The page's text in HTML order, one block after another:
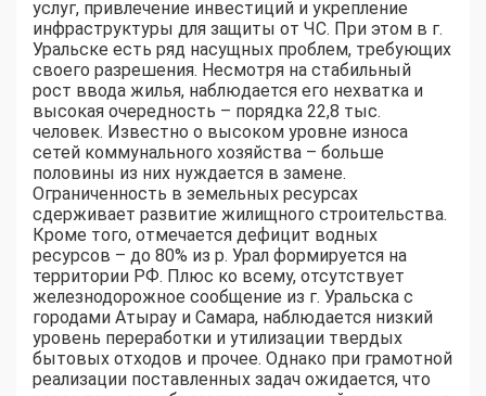
услуг, привлечение инвестиций и укрепление
инфраструктуры для защиты от ЧС. При этом в г.
Уральске есть ряд насущных проблем, требующих
своего разрешения. Несмотря на стабильный
рост ввода жилья, наблюдается его нехватка и
высокая очередность – порядка 22,8 тыс.
человек. Известно о высоком уровне износа
сетей коммунального хозяйства – больше
половины из них нуждается в замене.
Ограниченность в земельных ресурсах
сдерживает развитие жилищного строительства.
Кроме того, отмечается дефицит водных
ресурсов – до 80% из р. Урал формируется на
территории РФ. Плюс ко всему, отсутствует
железнодорожное сообщение из г. Уральска с
городами Атырау и Самара, наблюдается низкий
уровень переработки и утилизации твердых
бытовых отходов и прочее. Однако при грамотной
реализации поставленных задач ожидается, что